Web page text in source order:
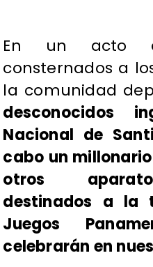
En un acto
consternados a
la comunidad
desconocidos
Nacional de
cabo un
otros
destinados a la
Juegos
celebrarán en